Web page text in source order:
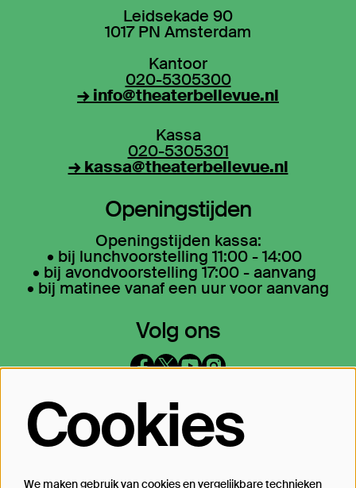
Leidsekade 90
1017 PN Amsterdam
Kantoor
020-5305300
→ info@theaterbellevue.nl
Kassa
020-5305301
→ kassa@theaterbellevue.nl
Openingstijden
Openingstijden kassa:
• bij lunchvoorstelling 11:00 - 14:00
• bij avondvoorstelling 17:00 - aanvang
• bij matinee vanaf een uur voor aanvang
Volg ons
Op de hoogte blijven?
Cookies
We maken gebruik van cookies en vergelijkbare technieken